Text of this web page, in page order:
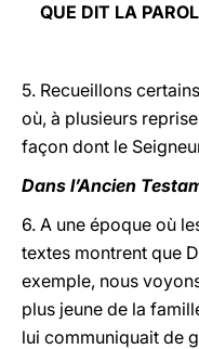
QUE DIT LA
5. Recueillons
où, à plusieurs
façon dont le
Dans l’Ancien
6. A une époque où
textes montrent que
exemple, nous
plus jeune de la
lui communiquait de